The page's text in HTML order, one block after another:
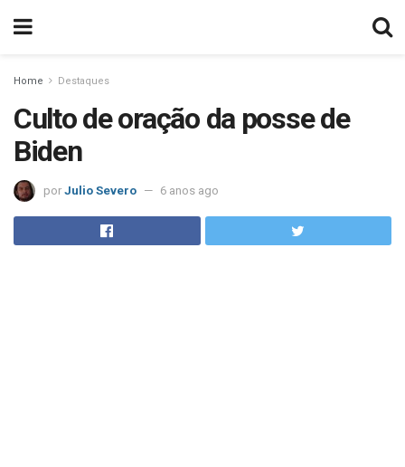
Home Destaques
Culto de oração da posse de
Biden
por Julio Severo 6 anos ago